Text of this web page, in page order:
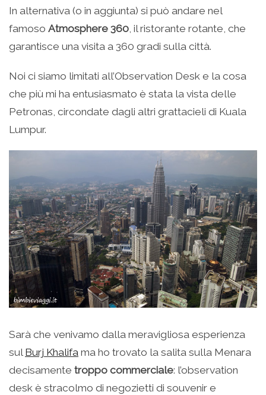
In alternativa (o in aggiunta) si può andare nel
famoso Atmosphere 360, il ristorante rotante, che
garantisce una visita a 360 gradi sulla città.
Noi ci siamo limitati all’Observation Desk e la cosa
che più mi ha entusiasmato è stata la vista delle
Petronas, circondate dagli altri grattacieli di Kuala
Lumpur.
Sarà che venivamo dalla meravigliosa esperienza
sul Burj Khalifa ma ho trovato la salita sulla Menara
decisamente troppo commerciale: l’observation
desk è stracolmo di negozietti di souvenir e